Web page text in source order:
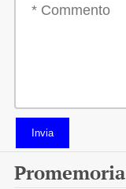
Invia
Promemoria